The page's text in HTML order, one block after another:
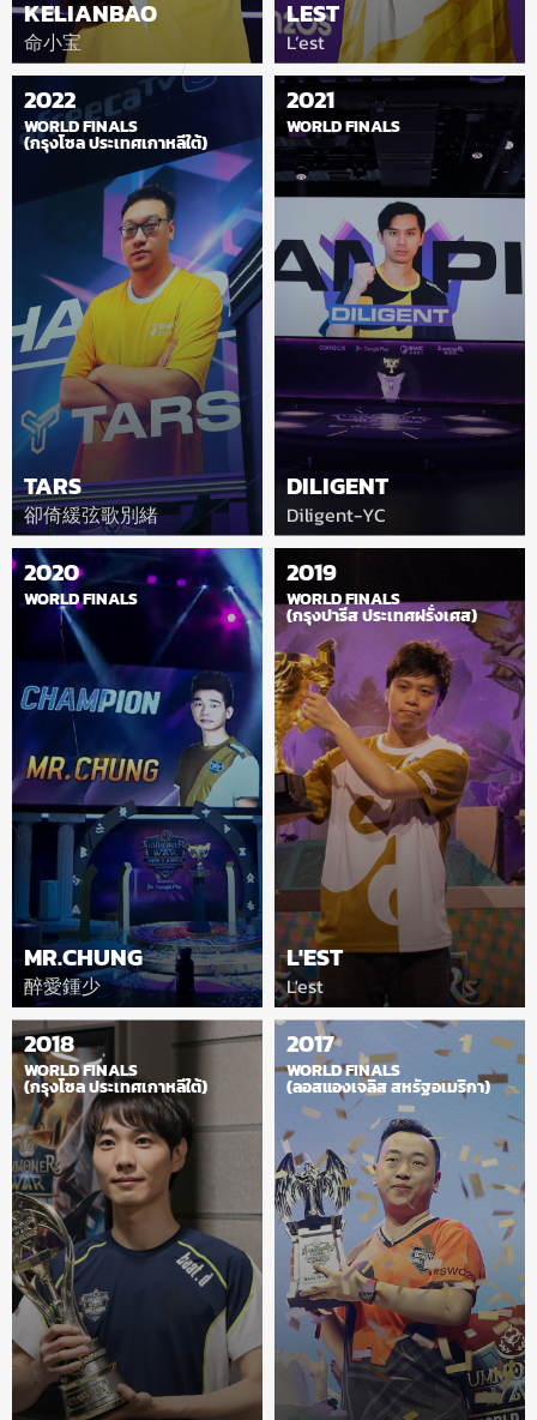
KELIANBAO
命小宝
LEST
L’est
2022
WORLD FINALS
(กรุงโซล ประเทศเกาหลีใต้)
TARS
卻倚緩弦歌別緒
2021
WORLD FINALS
DILIGENT
Diligent-YC
2020
WORLD FINALS
MR.CHUNG
醉愛鍾少
2019
WORLD FINALS
(กรุงปารีส ประเทศฝรั่งเศส)
L'EST
L'est
2018
WORLD FINALS
(กรุงโซล ประเทศเกาหลีใต้)
2017
WORLD FINALS
(ลอสแองเจลิส สหรัฐอเมริกา)